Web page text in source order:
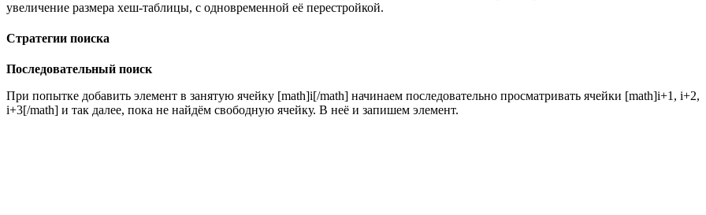
увеличение размера хеш-таблицы, с одновременной её перестройкой.
Стратегии поиска
Последовательный поиск
При попытке добавить элемент в занятую ячейку [math]i[/math] начинаем последовательно просматривать ячейки [math]i+1, i+2,
i+3[/math] и так далее, пока не найдём свободную ячейку. В неё и запишем элемент.